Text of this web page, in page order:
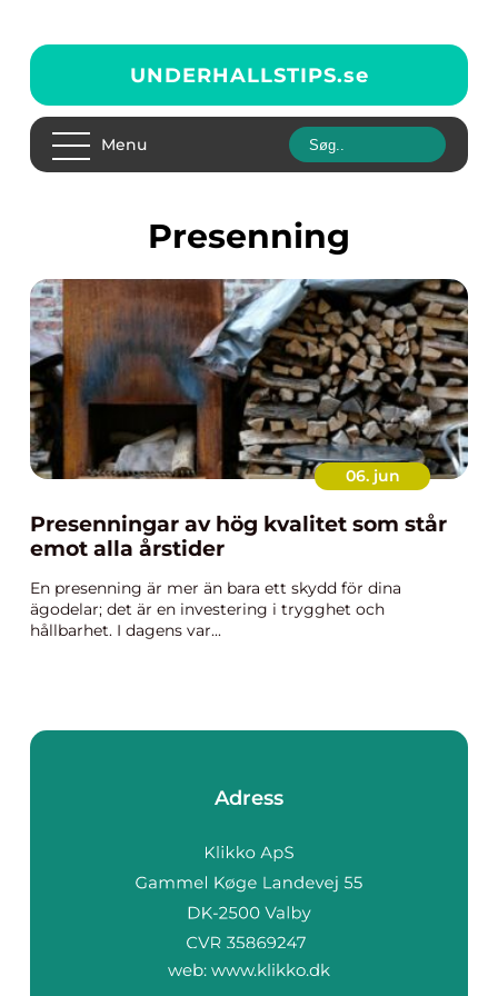
UNDERHALLSTIPS.se
Menu
presenning
06. jun
Presenningar av hög kvalitet som står
emot alla årstider
En presenning är mer än bara ett skydd för dina
ägodelar; det är en investering i trygghet och
hållbarhet. I dagens var...
Adress
web: www.klikko.dk